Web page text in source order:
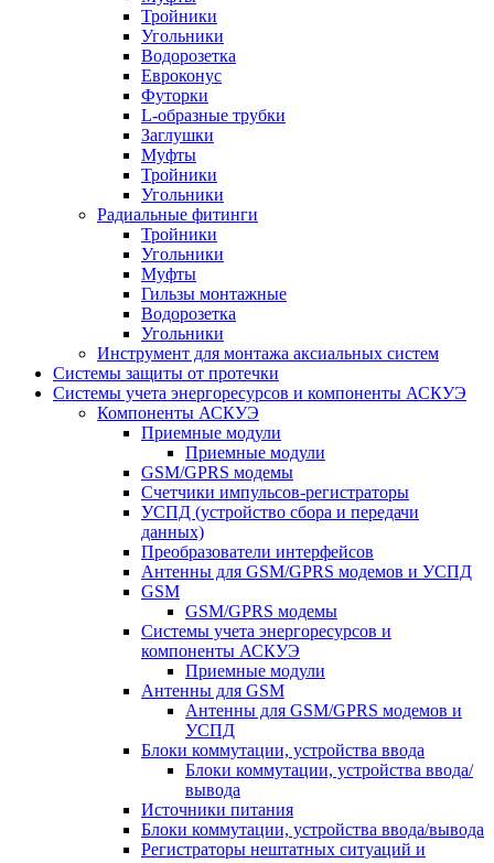
Тройники
Угольники
Водорозетка
Евроконус
Футорки
L-образные трубки
Заглушки
Муфты
Тройники
Угольники
Радиальные фитинги
Тройники
Угольники
Муфты
Гильзы монтажные
Водорозетка
Угольники
Инструмент для монтажа аксиальных систем
Системы защиты от протечки
Системы учета энергоресурсов и компоненты АСКУЭ
Компоненты АСКУЭ
Приемные модули
Приемные модули
GSM/GPRS модемы
Счетчики импульсов-регистраторы
УСПД (устройство сбора и передачи
данных)
Преобразователи интерфейсов
Антенны для GSM/GPRS модемов и УСПД
GSM
GSM/GPRS модемы
Системы учета энергоресурсов и
компоненты АСКУЭ
Приемные модули
Антенны для GSM
Антенны для GSM/GPRS модемов и
УСПД
Блоки коммутации, устройства ввода
Блоки коммутации, устройства ввода/
вывода
Источники питания
Блоки коммутации, устройства ввода/вывода
Регистраторы нештатных ситуаций и